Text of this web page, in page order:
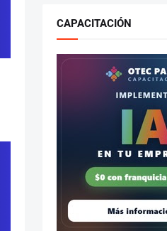
CAPACITACIÓN